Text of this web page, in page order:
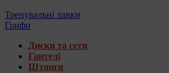
Тренувальні лавки
Грифи
Диски та сети
Гантелі
Штанги